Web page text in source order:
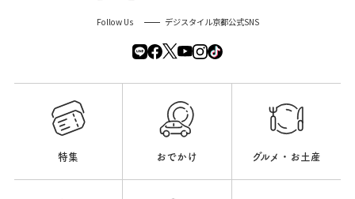
Follow Us デジスタイル京都公式SNS
特集 おでかけ グルメ・お土産